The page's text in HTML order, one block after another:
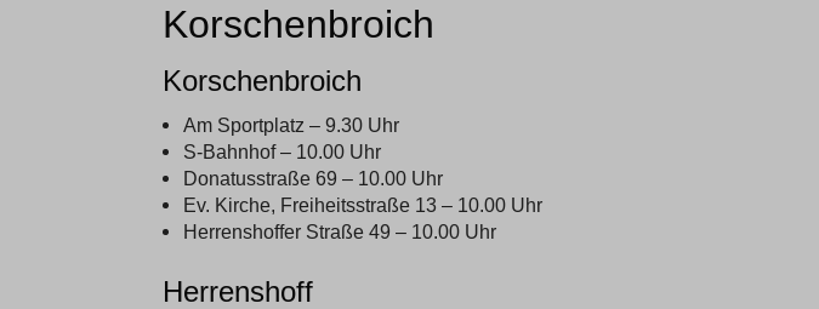
Korschenbroich
Korschenbroich
Am Sportplatz – 9.30 Uhr
S-Bahnhof – 10.00 Uhr
Donatusstraße 69 – 10.00 Uhr
Ev. Kirche, Freiheitsstraße 13 – 10.00 Uhr
Herrenshoffer Straße 49 – 10.00 Uhr
Herrenshoff